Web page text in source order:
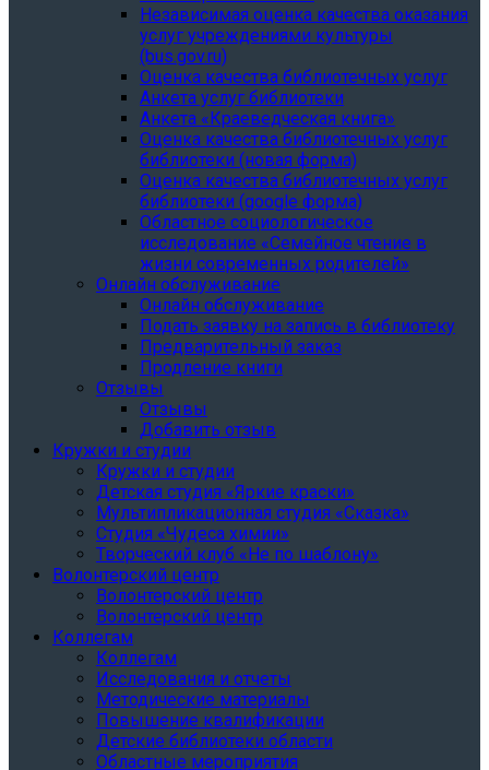
Независимая оценка качества оказания
услуг учреждениями культуры
(bus.gov.ru)
Оценка качества библиотечных услуг
Анкета услуг библиотеки
Анкета «Краеведческая книга»
Oценка качества библиотечных услуг
библиотеки (новая форма)
Oценка качества библиотечных услуг
библиотеки (google форма)
Областное социологическое
исследование «Семейное чтение в
жизни современных родителей»
Онлайн обслуживание
Онлайн обслуживание
Подать заявку на запись в библиотеку
Предварительный заказ
Продление книги
Отзывы
Отзывы
Добавить отзыв
Кружки и студии
Кружки и студии
Детская студия «Яркие краски»
Мультипликационная студия «Сказка»
Студия «Чудеса химии»
Творческий клуб «Не по шаблону»
Волонтерский центр
Волонтерский центр
Волонтерский центр
Коллегам
Коллегам
Исследования и отчеты
Методические материалы
Повышение квалификации
Детские библиотеки области
Областные мероприятия